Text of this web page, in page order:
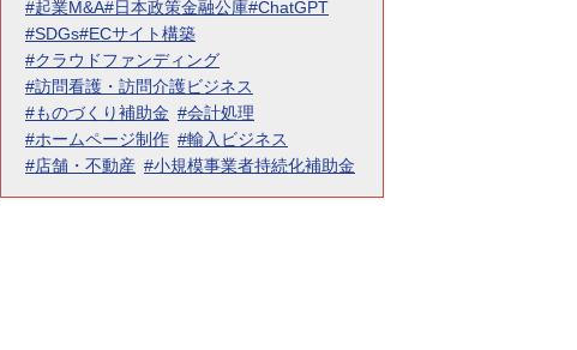
#起業M&A#日本政策金融公庫#ChatGPT
#SDGs#ECサイト構築
#クラウドファンディング
#訪問看護・訪問介護ビジネス
#ものづくり補助金 #会計処理
#ホームページ制作 #輸入ビジネス
#店舗・不動産 #小規模事業者持続化補助金